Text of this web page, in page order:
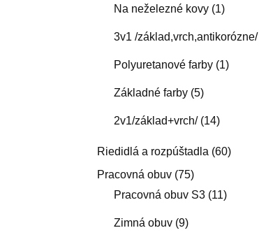
Na neželezné kovy (1)
3v1 /základ,vrch,antikorózne/
Polyuretanové farby (1)
Základné farby (5)
2v1/základ+vrch/ (14)
Riedidlá a rozpúštadla (60)
Pracovná obuv (75)
Pracovná obuv S3 (11)
Zimná obuv (9)